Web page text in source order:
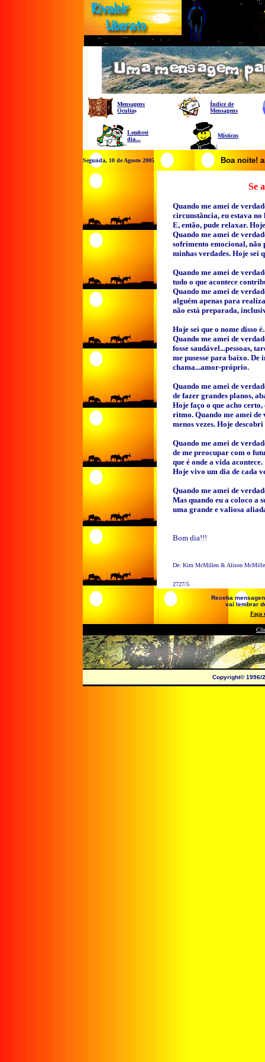
Mensagens
Ocultas
Índice de
Mensagens
Lembrei
dia...
Místicos
Segunda, 10 de Agosto 2005 Boa noite!
Se
Quando me amei de
circunstância, eu estava
E, então, pude relaxar.
Quando me amei de
sofrimento emocional, não
minhas verdades. Hoje sei
Quando me amei de
tudo o que acontece
Quando me amei de
alguém apenas para
não está preparada,
Hoje sei que o nome disso
Quando me amei de
fosse saudável...pessoas,
me pusesse para baixo. De
chama...amor-próprio.
Quando me amei de
de fazer grandes planos,
Hoje faço o que acho
ritmo. Quando me amei de
menos vezes. Hoje
Quando me amei de
de me preocupar com o
que é onde a vida acontece.
Hoje vivo um dia de cada
Quando me amei de
Mas quando eu a coloco a
uma grande e valiosa
Bom dia!!!
De: Kim McMillen & Alison
2727/5
Receba
vai lembrar
Faça
Copyright©